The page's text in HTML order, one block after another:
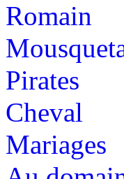
Romain
Pirates
Cheval
Mariages